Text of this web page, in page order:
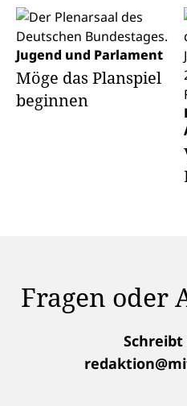
Jugend und Parlament
Möge das Planspiel
beginnen
Fragen oder
Schreibt